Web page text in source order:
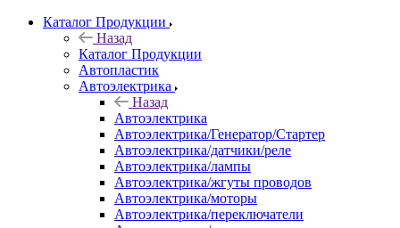
Каталог Продукции
Назад
Каталог Продукции
Автопластик
Автоэлектрика
Назад
Автоэлектрика
Автоэлектрика/Генератор/Стартер
Автоэлектрика/датчики/реле
Автоэлектрика/лампы
Автоэлектрика/жгуты проводов
Автоэлектрика/моторы
Автоэлектрика/переключатели